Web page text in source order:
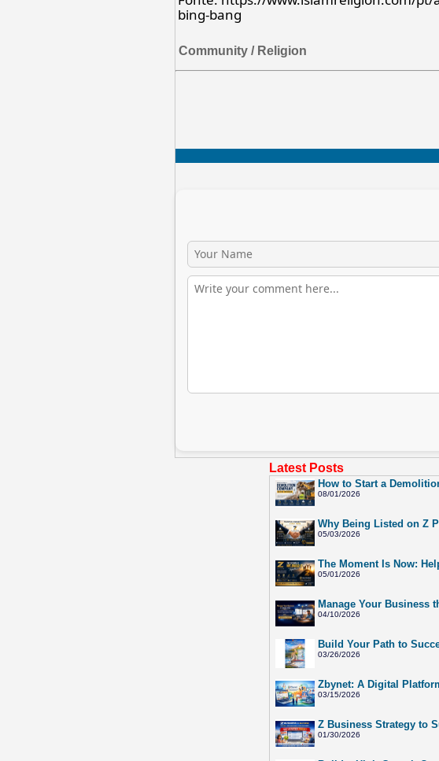
bing-bang
Community / Religion
Latest Posts
How to Start a
08/01/2026
Why Being Listed on Z
05/03/2026
The Moment Is Now:
05/01/2026
Manage Your Business
04/10/2026
Build Your Path to
03/26/2026
Zbynet: A Digital
03/15/2026
Z Business Strategy to
01/30/2026